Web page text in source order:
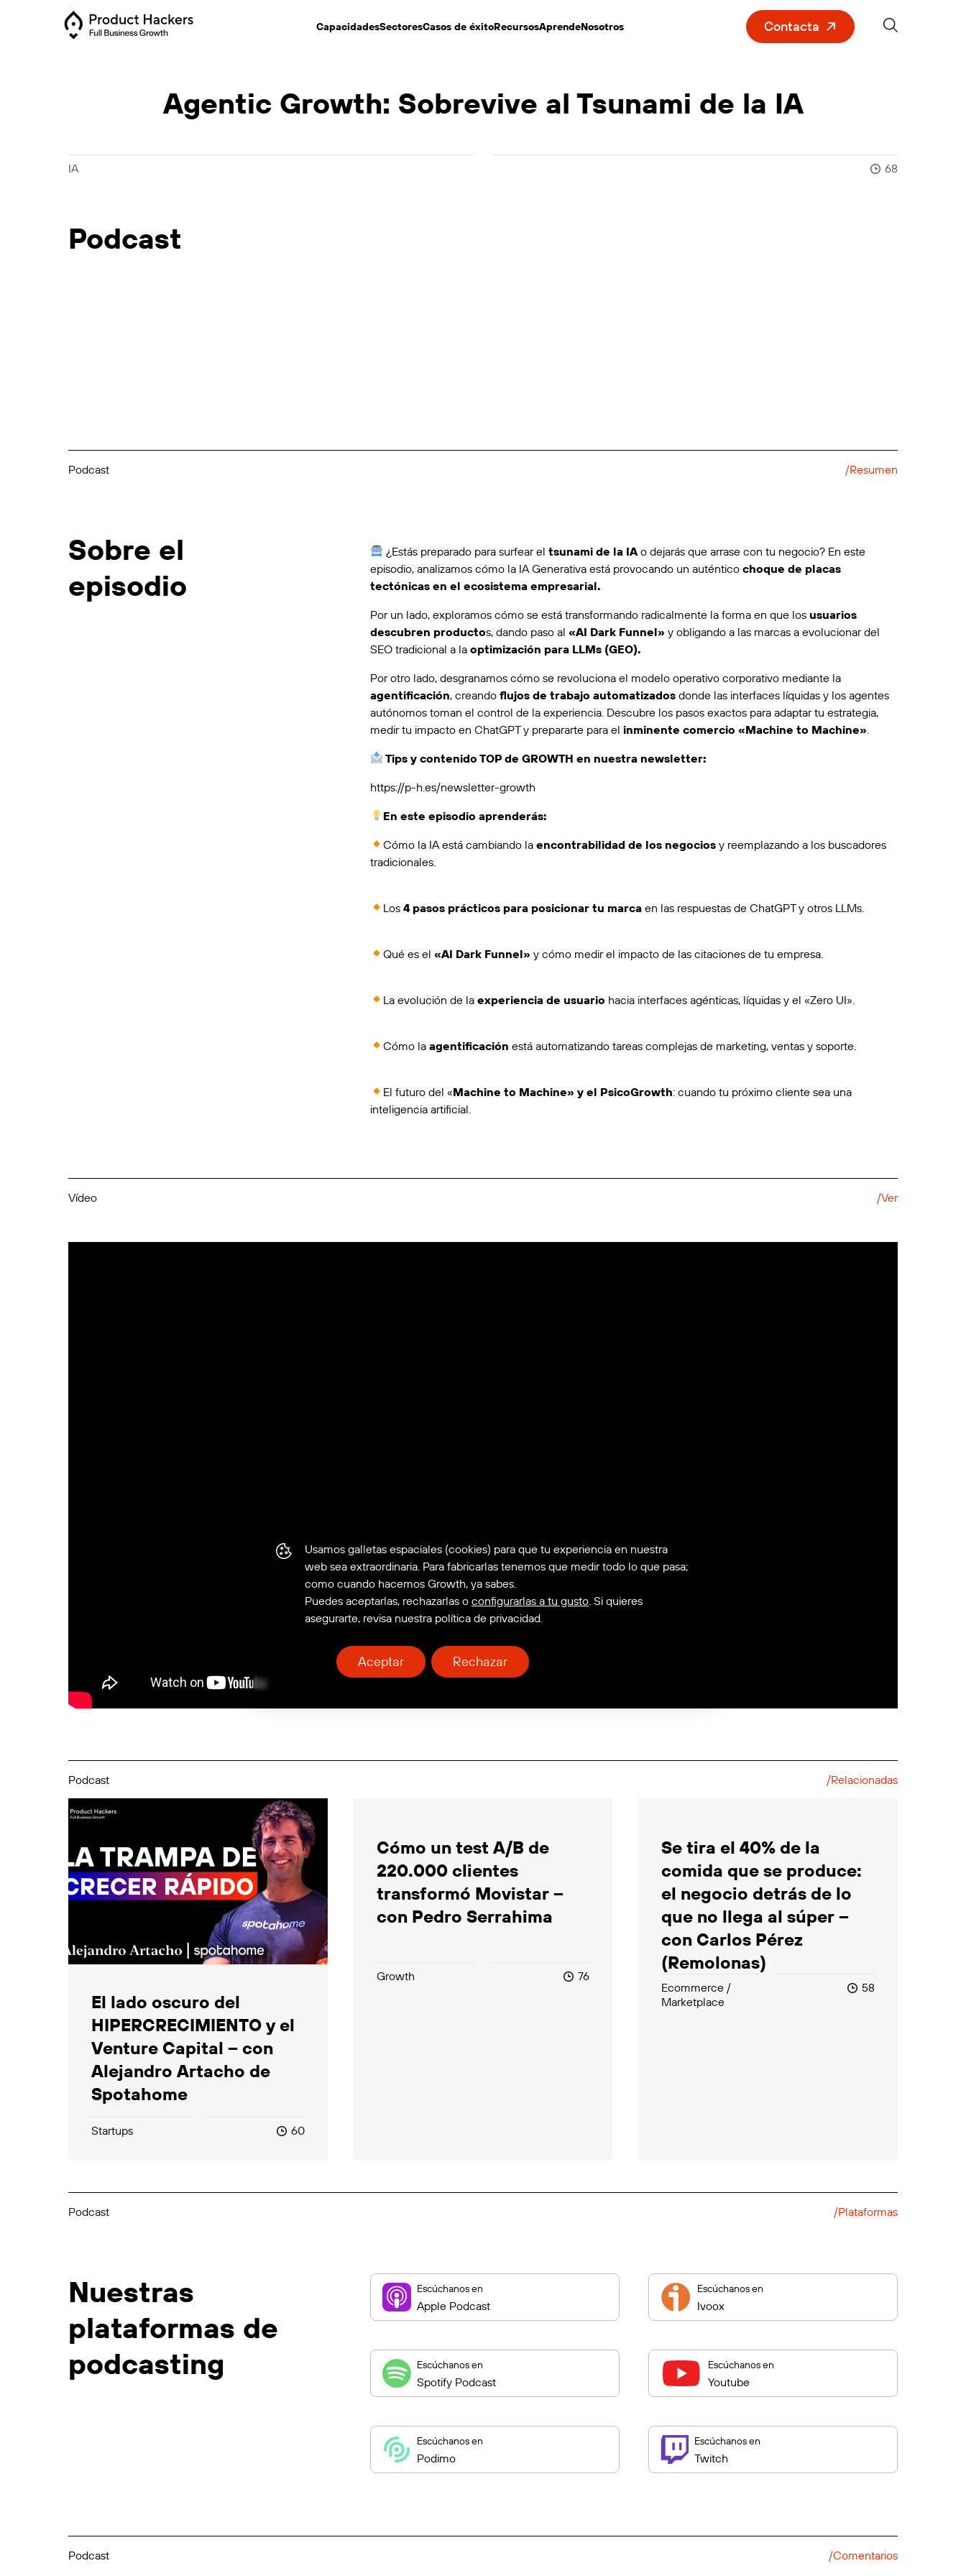
CapacidadesSectoresCasos de éxitoRecursosAprendeNosotros Contacta
Agentic Growth: Sobrevive al Tsunami de la IA
IA 68
Podcast
Podcast /Resumen
Sobre el
episodio
¿Estás preparado para surfear eltsunami de la IA o dejarás que arrase con tu negocio? En este
episodio, analizamos cómo la IA Generativa está provocando un auténtico choque de placas
tectónicas en el ecosistema empresarial.
Por un lado, exploramos cómo se está transformando radicalmente la forma en que los usuarios
descubren productos, dando paso al «AI Dark Funnel» y obligando a las marcas a evolucionar del
SEO tradicional a la optimización para LLMs (GEO).
Por otro lado, desgranamos cómo se revoluciona el modelo operativo corporativo mediante la
agentificación, creando flujos de trabajo automatizadosdonde las interfaces líquidas y los agentes
autónomos toman el control de la experiencia. Descubre los pasos exactos para adaptar tu estrategia,
medir tu impacto en ChatGPT y prepararte para el inminente comercio «Machine to Machine»
Tips y contenido TOP de GROWTH en nuestra newsletter:
https://p-h.es/newsletter-growth
En este episodio aprenderás:
Cómo la IA está cambiando la encontrabilidad de los negocios y reemplazando a los buscadores
tradicionales.
Los4 pasos prácticos para posicionar tu marcaen las respuestas de ChatGPT y otros LLMs.
Qué es el «AI Dark Funnel» y cómo medir el impacto de las citaciones de tu empresa.
La evolución de laexperiencia de usuario hacia interfaces agénticas, líquidas y el «Zero UI».
Cómo laagentificaciónestá automatizando tareas complejas de marketing, ventas y soporte.
El futuro del «Machine to Machine» y el PsicoGrowth: cuando tu próximo cliente sea una
inteligencia artificial.
Vídeo /Ver
Podcast /Relacionadas
El lado oscuro del
HIPERCRECIMIENTO y el
Venture Capital – con
Alejandro Artacho de
Spotahome
Startups 60
Cómo un test A/B de
220.000 clientes
transformó Movistar –
con Pedro Serrahima
Growth 76
Se tira el 40% de la
comida que se produce:
el negocio detrás de lo
que no llega al súper –
con Carlos Pérez
(Remolonas)
Ecommerce /
Marketplace
58
Podcast /Plataformas
Nuestras
plataformas de
podcasting
Escúchanos en
Apple Podcast
Escúchanos en
Ivoox
Escúchanos en
Spotify Podcast
Escúchanos en
Youtube
Escúchanos en
Podimo
Escúchanos en
Twitch
Podcast /Comentarios
Usamos galletas espaciales (cookies) para que tu experiencia en nuestra
web sea extraordinaria. Para fabricarlas tenemos que medir todo lo que pasa;
como cuando hacemos Growth, ya sabes.
Puedes aceptarlas, rechazarlas o configurarlas a tu gusto. Si quieres
asegurarte, revisa nuestra política de privacidad.
Aceptar Rechazar